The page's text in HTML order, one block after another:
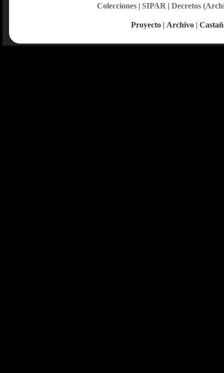
Colecciones| SIPAR | Decretos
Proyecto | Archivo |